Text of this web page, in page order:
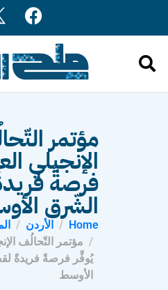
مؤتمر
الإنجيلي
فرصةً
الشّرق
Home الأردن
مؤتمر التّحالُف
يُوفِّر فرصةً فريدةً
الأوسط